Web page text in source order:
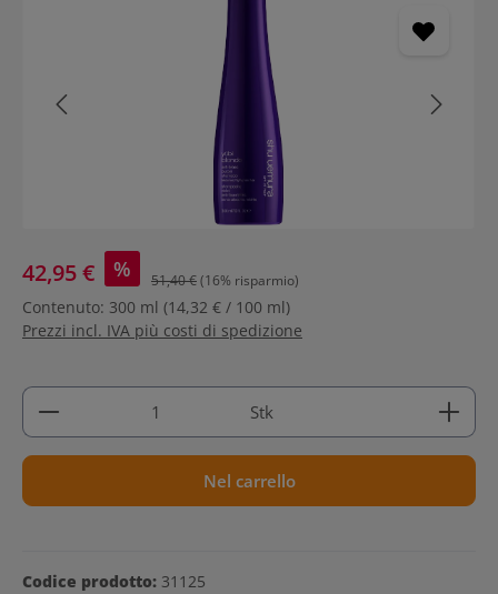
42,95 € % 51,40 €(16% risparmio)
Contenuto: 300 ml (14,32 € / 100 ml)
Prezzi incl. IVA più costi di spedizione
Quantità del prodotto: inserisci la quantità
Stk
Nel carrello
Codice prodotto: 31125